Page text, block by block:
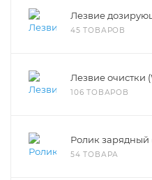
Лезвие
45 ТОВАРОВ
Лезвие очистки
106 ТОВАРОВ
Ролик зарядный
54 ТОВАРА